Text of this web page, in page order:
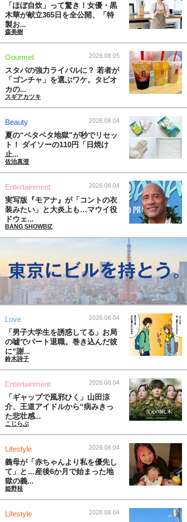
「ほぼ自炊」って驚き！女優・黒
木華が献立365日を全公開、「特
製お...
森美樹
Gourmet 2026.08.05
スタバの強力ライバルに？ 若者が
「ゴンチャ」を選ぶワケ。タピオ
カの...
スギアカツキ
Beauty 2026.08.04
夏の“ベタベタ地獄”が秒でリセッ
ト！ ダイソーの110円「日焼け
止...
佐治真澄
Entertainment 2026.08.04
実写版『モアナ』が「コントの衣
装みたい」と大炎上も…マウイ役
ドウェ...
BANG SHOWBIZ
Love 2026.08.04
「男子大学生を誘惑してる」お局
の嘘でパート退職。巻き込んだ彼
に“謝...
鈴木詩子
Entertainment 2026.08.04
「ギャップで風邪ひく」山田涼
介、王道アイドルから“病みきっ
た悲壮感...
こじらぶ
Lifestyle 2026.08.04
義母が「赤ちゃんより私を優先し
て」と…産後6か月で始まった地
獄の義...
姫野桂
Lifestyle 2026.08.04